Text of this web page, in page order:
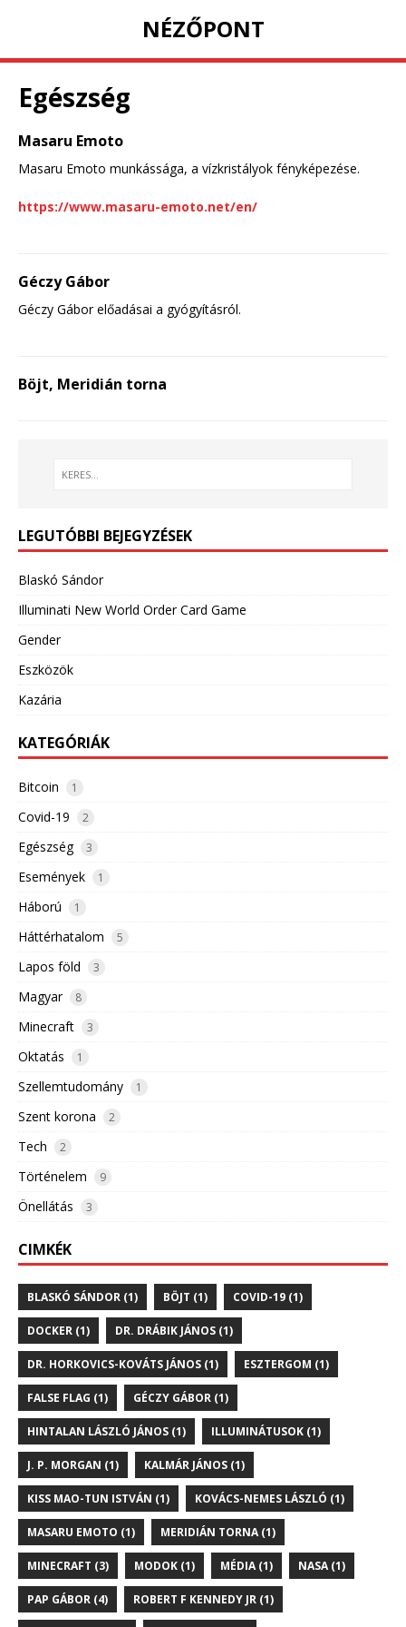
NÉZŐPONT
Egészség
Masaru Emoto
Masaru Emoto munkássága, a vízkristályok fényképezése.
https://www.masaru-emoto.net/en/
Géczy Gábor
Géczy Gábor előadásai a gyógyításról.
Böjt, Meridián torna
LEGUTÓBBI BEJEGYZÉSEK
Blaskó Sándor
Illuminati New World Order Card Game
Gender
Eszközök
Kazária
KATEGÓRIÁK
Bitcoin 1
Covid-19 2
Egészség 3
Események 1
Háború 1
Háttérhatalom 5
Lapos föld 3
Magyar 8
Minecraft 3
Oktatás 1
Szellemtudomány 1
Szent korona 2
Tech 2
Történelem 9
Önellátás 3
CIMKÉK
BLASKÓ SÁNDOR (1) BÖJT (1) COVID-19 (1)
DOCKER (1) DR. DRÁBIK JÁNOS (1)
DR. HORKOVICS-KOVÁTS JÁNOS (1) ESZTERGOM (1)
FALSE FLAG (1) GÉCZY GÁBOR (1)
HINTALAN LÁSZLÓ JÁNOS (1) ILLUMINÁTUSOK (1)
J. P. MORGAN (1) KALMÁR JÁNOS (1)
KISS MAO-TUN ISTVÁN (1) KOVÁCS-NEMES LÁSZLÓ (1)
MASARU EMOTO (1) MERIDIÁN TORNA (1)
MINECRAFT (3) MODOK (1) MÉDIA (1) NASA (1)
PAP GÁBOR (4) ROBERT F KENNEDY JR (1)